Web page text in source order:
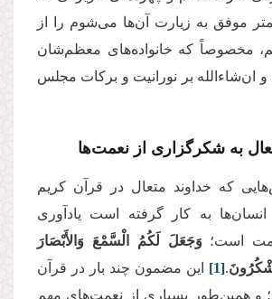
موفق به زیارت آن‌ها می‌شوم را از
مخصوصاً که خانواده‌های معظم‌شان
ان‌شاء‌الله بر نورانیت و برکات مجلس
به شکرگزاری از نعمت‌ها
که خداوند متعال در قرآن کریم
به کار گرفته است یادآوری
است؛وَجَعَلَ لَكُمُ الْسَّمْعَ وَالأَبْصَارَ
.
[1] این مضمون چند بار در قرآن
و همین‌طور بسیاری از نعمت‌های مهم